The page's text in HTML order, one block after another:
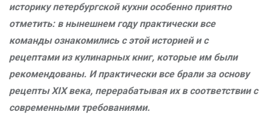
историку петербургской кухни особенно приятно
отметить: в нынешнем году практически все
команды ознакомились с этой историей и с
рецептами из кулинарных книг, которые им были
рекомендованы. И практически все брали за основу
рецепты XIX века, перерабатывая их в соответствии с
современными требованиями.